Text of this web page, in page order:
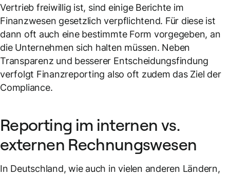
Vertrieb freiwillig ist, sind einige Berichte im
Finanzwesen gesetzlich verpflichtend. Für diese ist
dann oft auch eine bestimmte Form vorgegeben, an
die Unternehmen sich halten müssen. Neben
Transparenz und besserer Entscheidungsfindung
verfolgt Finanzreporting also oft zudem das Ziel der
Compliance.
Reporting im internen vs.
externen Rechnungswesen
In Deutschland, wie auch in vielen anderen Ländern,